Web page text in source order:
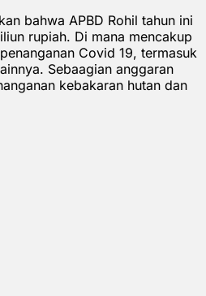
bahwa APBD Rohil tahun ini
rupiah. Di mana mencakup
Covid 19, termasuk
Sebaagian anggaran
kebakaran hutan dan